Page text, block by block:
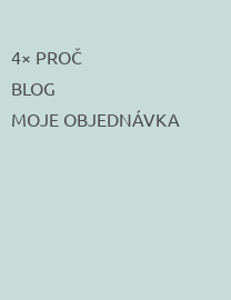
4× PROČ
BLOG
MOJE OBJEDNÁVKA